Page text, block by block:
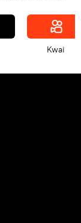
Kwai